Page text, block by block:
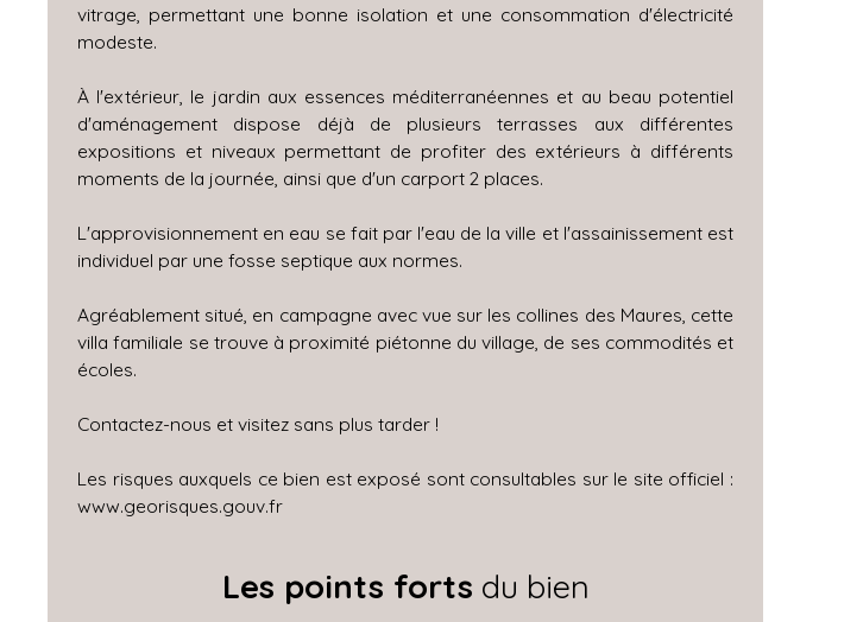
vitrage, permettant une bonne isolation et une consommation d'électricité
modeste.
À l'extérieur, le jardin aux essences méditerranéennes et au beau potentiel
d'aménagement dispose déjà de plusieurs terrasses aux différentes
expositions et niveaux permettant de profiter des extérieurs à différents
moments de la journée, ainsi que d'un carport 2 places.
L'approvisionnement en eau se fait par l'eau de la ville et l'assainissement est
individuel par une fosse septique aux normes.
Agréablement situé, en campagne avec vue sur les collines des Maures, cette
villa familiale se trouve à proximité piétonne du village, de ses commodités et
écoles.
Contactez-nous et visitez sans plus tarder !
Les risques auxquels ce bien est exposé sont consultables sur le site officiel :
www.georisques.gouv.fr
Les points forts du bien